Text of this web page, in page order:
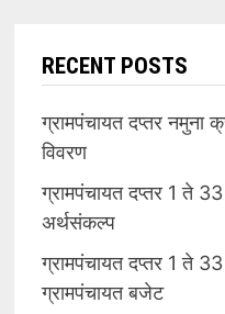
RECENT POSTS
ग्रामपंचायत दप्तर नमुना
विवरण
ग्रामपंचायत दप्तर 1 ते
अर्थसंकल्प
ग्रामपंचायत दप्तर 1 ते
ग्रामपंचायत बजेट